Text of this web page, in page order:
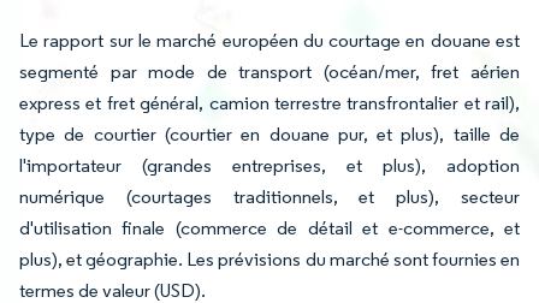
Le rapport sur le marché européen du courtage en douane est
segmenté par mode de transport (océan/mer, fret aérien
express et fret général, camion terrestre transfrontalier et rail),
type de courtier (courtier en douane pur, et plus), taille de
l'importateur (grandes entreprises, et plus), adoption
numérique (courtages traditionnels, et plus), secteur
d'utilisation finale (commerce de détail et e-commerce, et
plus), et géographie. Les prévisions du marché sont fournies en
termes de valeur (USD).